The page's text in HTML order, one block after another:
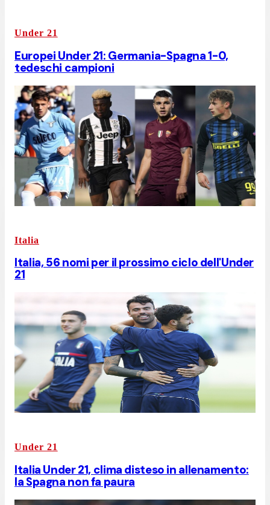
Under 21
Europei Under 21: Germania-Spagna 1-0,
tedeschi campioni
Italia
Italia, 56 nomi per il prossimo ciclo dell'Under
21
Under 21
Italia Under 21, clima disteso in allenamento:
la Spagna non fa paura